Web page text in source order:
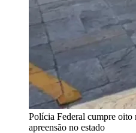
Polícia Federal cumpre oito
apreensão no estado